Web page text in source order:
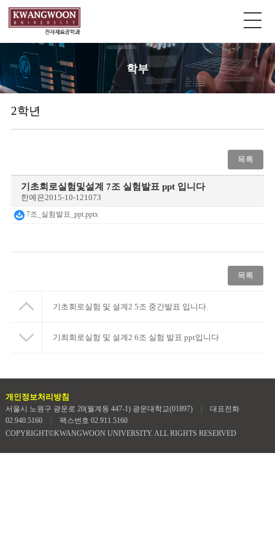
학부
2학년
목록
기초회로실험및설계 7조 실험발표 ppt 입니다
한예은2015-10-121073
7조_실험발표_ppt.pptx
목록
기초회로실험 및 설계2 5조 중간발표 입니다.
기최회로실험 및 설계2 6조 실험 발표 ppt입니다
개인정보처리방침
서울시 노원구 광운로 20(월계동 447-1) 광운대학교(01897)
대표전화
02.940.5160
팩스번호 02.911.5160
COPYRIGHT©KWANGWOON UNIVERSITY. ALL RIGHTS RESERVED